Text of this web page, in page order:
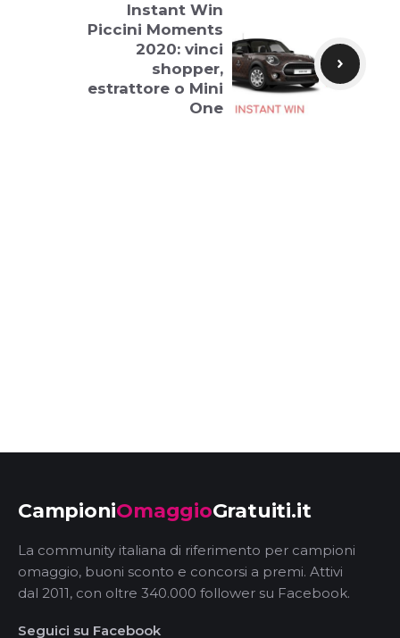
Instant Win
Piccini Moments
2020: vinci
shopper,
estrattore o Mini
One
CampioniOmaggioGratuiti.it
La community italiana di riferimento per campioni
omaggio, buoni sconto e concorsi a premi. Attivi
dal 2011, con oltre 340.000 follower su Facebook.
Seguici su Facebook